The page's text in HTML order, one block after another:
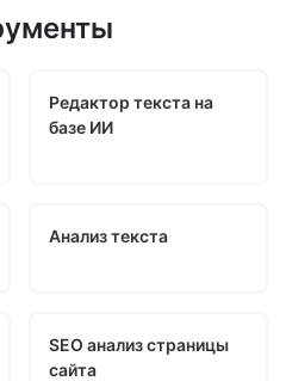
Редактор текста на
базе ИИ
Анализ текста
SEO анализ страницы
сайта